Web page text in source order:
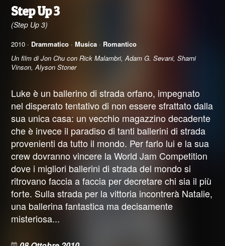
Step Up 3
(Step Up 3)
2010 · Drammatico ·Musica · Romantico
Un film di Jon Chu con Rick Malambri, Adam G. Sevani, Sharni
Vinson, Alyson Stoner
Luke è un ballerino di strada orfano, impegnato
nel disperato tentativo di non essere sfrattato dalla
sua unica casa: un vecchio magazzino decadente
che è invece il paradiso di tanti ballerini di strada
provenienti da tutto il mondo. Per farlo lui e la sua
crew dovranno vincere la World Jam Competition
dove i migliori ballerini di strada del mondo si
ritrovano faccia a faccia per decretare chi sia il più
forte. Sulla strada per la vittoria incontrerà Natalie,
una ballerina fantastica ma decisamente
misteriosa...